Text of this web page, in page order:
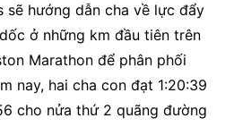
sẽ hướng dẫn cha về lực đẩy
ở những km đầu tiên trên
Marathon để phân phối
nay, hai cha con đạt 1:20:39
cho nửa thứ 2 quãng đường